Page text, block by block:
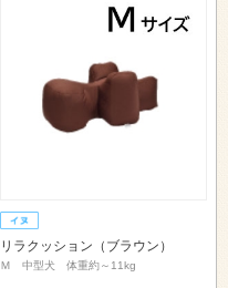
リラクッション（ブラウン）
Ｍ 中型犬 体重約～11kg